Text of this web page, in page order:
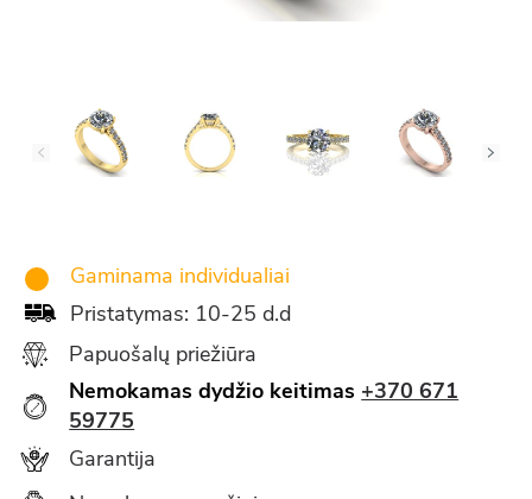
Gaminama individualiai
Pristatymas: 10-25 d.d
Papuošalų priežiūra
Nemokamas dydžio keitimas +370 671
59775
Garantija